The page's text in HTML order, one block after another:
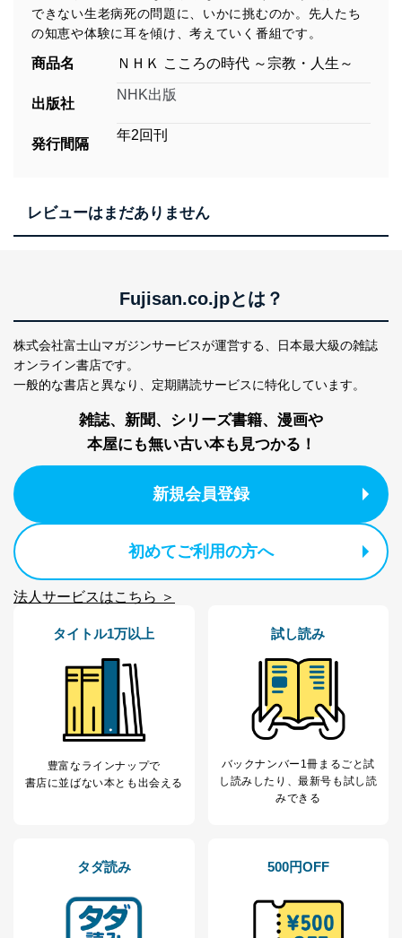
できない生老病死の問題に、いかに挑むのか。先人たち
の知恵や体験に耳を傾け、考えていく番組です。
商品名 ＮＨＫ こころの時代 ～宗教・人生～
出版社
NHK出版
発行間隔
年2回刊
レビューはまだありません
Fujisan.co.jpとは？
株式会社富士山マガジンサービスが運営する、
日本最大級の雑誌
オンライン書店です。
一般的な書店と異なり、 定期購読サービスに特化しています。
雑誌、新聞、シリーズ書籍、漫画や
本屋にも無い古い本も見つかる！
新規会員登録
初めてご利用の方へ
法人サービスはこちら ＞
タイトル1万以上
豊富なラインナップで
書店に並ばない本とも出会える
試し読み
バックナンバー1冊まるごと試
し読み したり、最新号も試し読
みできる
タダ読み 500円OFF